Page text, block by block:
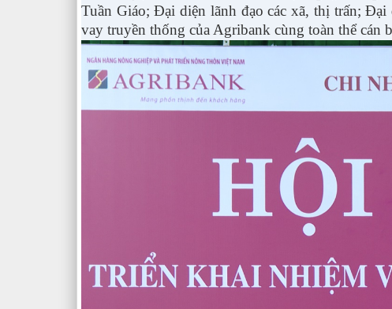
Tuần Giáo; Đại diện lãnh đạo các xã, thị trấn;
vay truyền thống của Agribank cùng toàn thể